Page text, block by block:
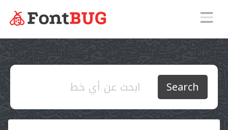
Search